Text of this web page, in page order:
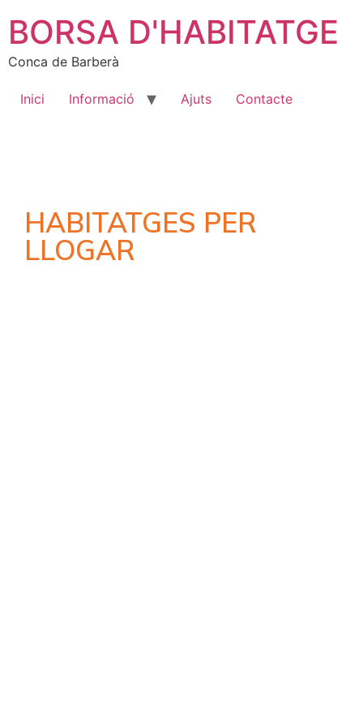
BORSA D'HABITATGE
Conca de Barberà
Inici Informació Ajuts Contacte
HABITATGES PER
LLOGAR